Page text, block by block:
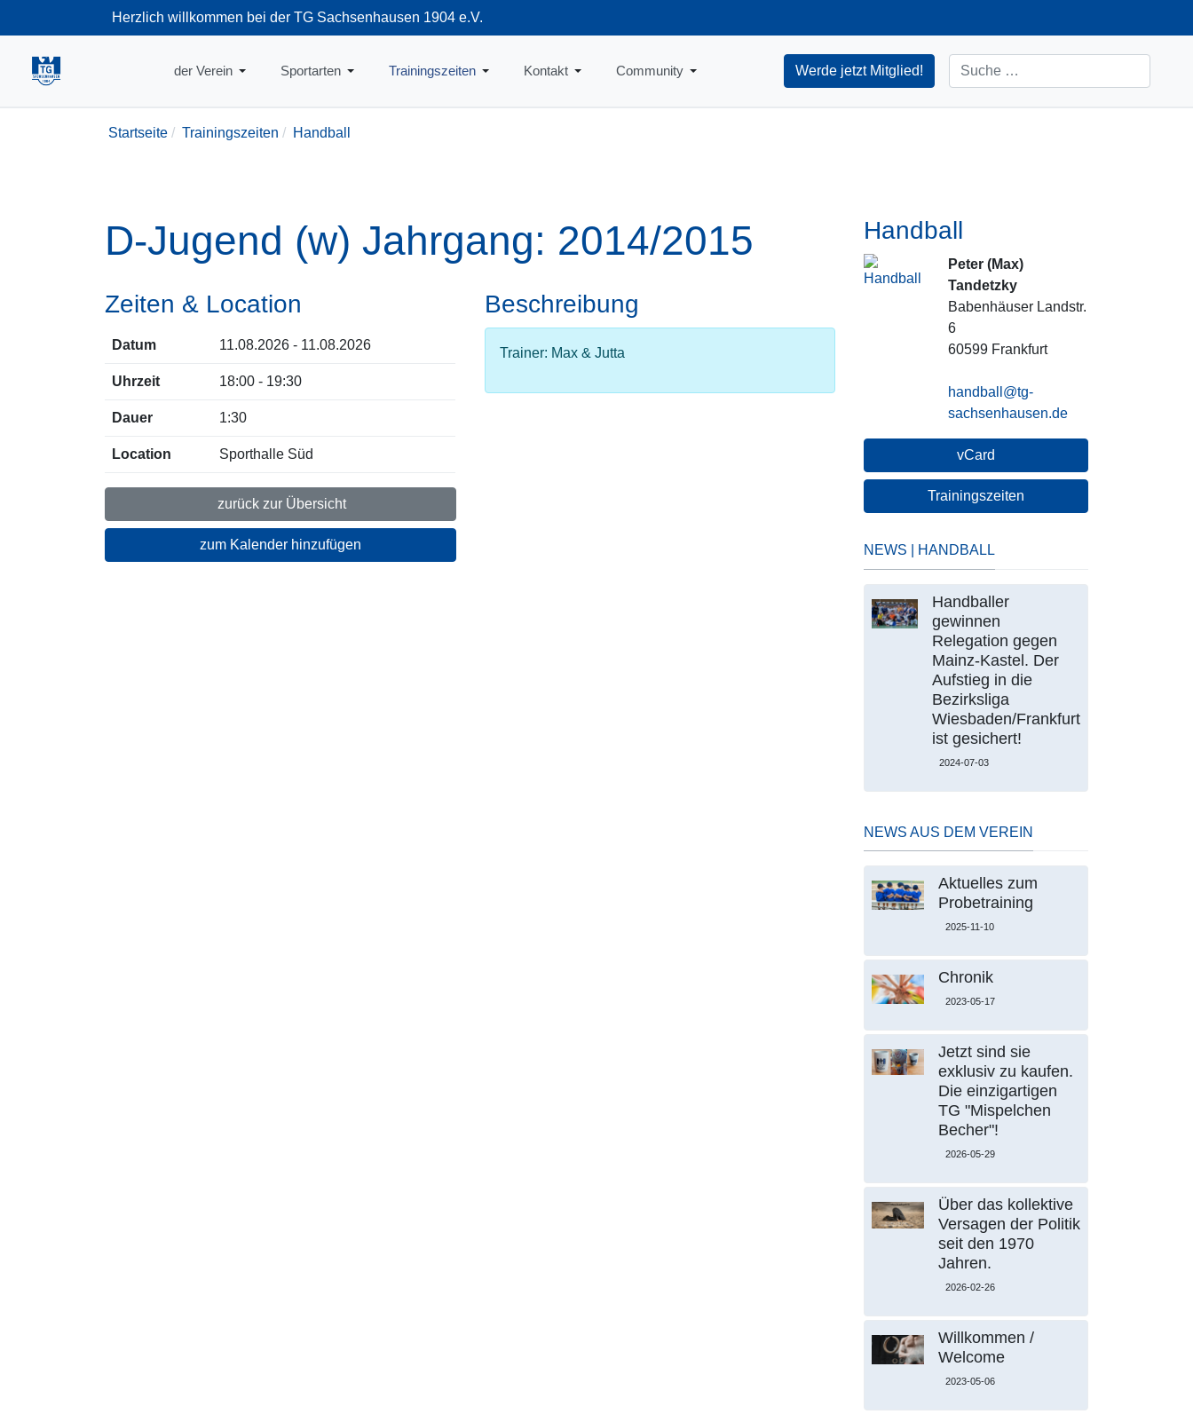
Herzlich willkommen bei der TG Sachsenhausen 1904 e.V.
+49-69-66374712
der Verein Sportarten Trainingszeiten Kontakt Community Werde jetzt Mitglied! Suchen
Startseite Trainingszeiten Handball
D-Jugend (w) Jahrgang: 2014/2015
Zeiten & Location
Datum 11.08.2026 - 11.08.2026
Uhrzeit 18:00 - 19:30
Dauer 1:30
Location Sporthalle Süd
zurück zur Übersicht
zum Kalender hinzufügen
Beschreibung
Trainer: Max & Jutta
Handball
Peter (Max)
Tandetzky
Babenhäuser Landstr.
6
60599 Frankfurt
handball@tg-
sachsenhausen.de
vCard
Trainingszeiten
NEWS | HANDBALL
Handballer
gewinnen
Relegation gegen
Mainz-Kastel. Der
Aufstieg in die
Bezirksliga
Wiesbaden/Frankfurt
ist gesichert!
2024-07-03
NEWS AUS DEM VEREIN
Aktuelles zum
Probetraining
2025-11-10
Chronik
2023-05-17
Jetzt sind sie
exklusiv zu kaufen.
Die einzigartigen
TG "Mispelchen
Becher"!
2026-05-29
Über das kollektive
Versagen der Politik
seit den 1970
Jahren.
2026-02-26
Willkommen /
Welcome
2023-05-06